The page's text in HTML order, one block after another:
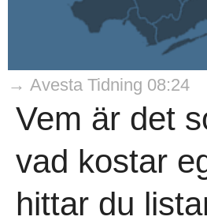
→ Avesta Tidning 08:24
Vem är det
vad kostar
hittar du